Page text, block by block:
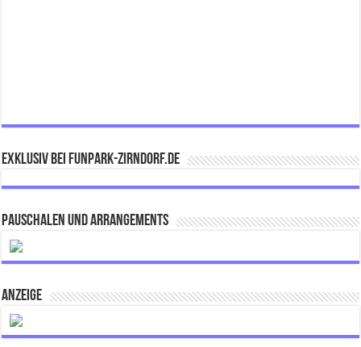
Exklusiv bei FUNPARK-ZIRNDORF.DE
Pauschalen und Arrangements
ANZEIGE